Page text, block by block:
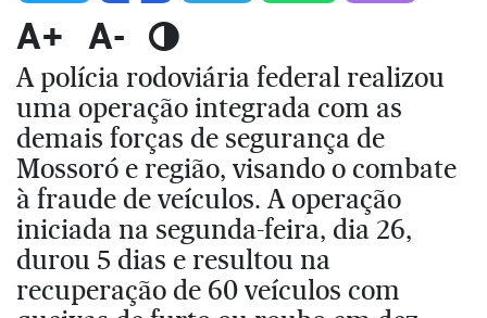
A+ A-
A polícia rodoviária federal realizou
uma operação integrada com as
demais forças de segurança de
Mossoró e região, visando o combate
à fraude de veículos. A operação
iniciada na segunda-feira, dia 26,
durou 5 dias e resultou na
recuperação de 60 veículos com